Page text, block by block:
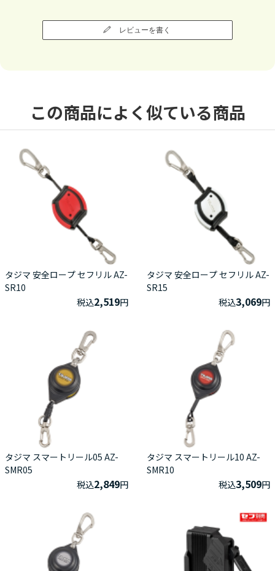
レビューを書く
この商品によく似ている商品
タジマ 安全ロープ セフリル AZ-
SR10
税込2,519円
タジマ 安全ロープ セフリル AZ-
SR15
税込3,069円
タジマ スマートリール05 AZ-
SMR05
税込2,849円
タジマ スマートリール10 AZ-
SMR10
税込3,509円